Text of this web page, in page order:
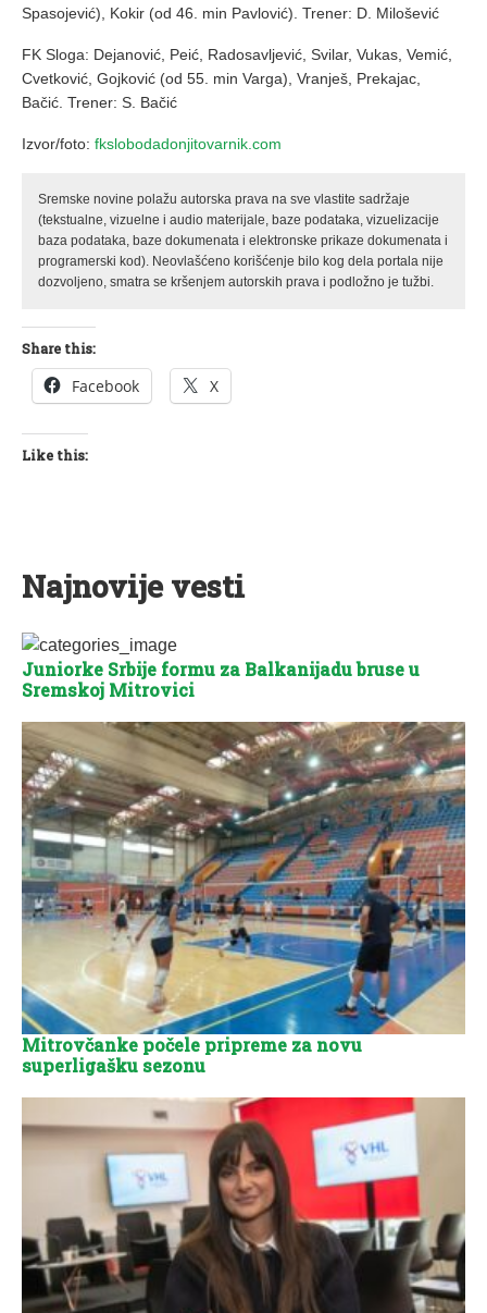
Spasojević), Kokir (od 46. min Pavlović). Trener: D. Milošević
FK Sloga: Dejanović, Peić, Radosavljević, Svilar, Vukas, Vemić,
Cvetković, Gojković (od 55. min Varga), Vranješ, Prekajac,
Bačić. Trener: S. Bačić
Izvor/foto: fkslobodadonjitovarnik.com
Sremske novine polažu autorska prava na sve vlastite sadržaje
(tekstualne, vizuelne i audio materijale, baze podataka, vizuelizacije
baza podataka, baze dokumenata i elektronske prikaze dokumenata i
programerski kod). Neovlašćeno korišćenje bilo kog dela portala nije
dozvoljeno, smatra se kršenjem autorskih prava i podložno je tužbi.
Share this:
Facebook X
Like this:
Najnovije vesti
Juniorke Srbije formu za Balkanijadu bruse u
Sremskoj Mitrovici
Mitrovčanke počele pripreme za novu
superligašku sezonu